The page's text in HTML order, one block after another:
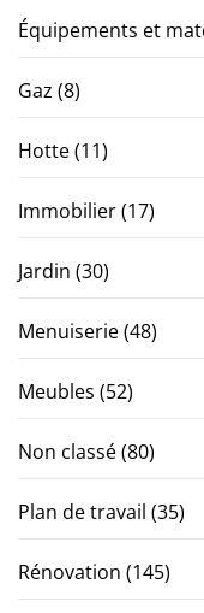
Équipements et
Gaz (8)
Hotte(11)
Immobilier(17)
Jardin (30)
Menuiserie(48)
Meubles (52)
Non classé(80)
Plan de travail (35)
Rénovation (145)